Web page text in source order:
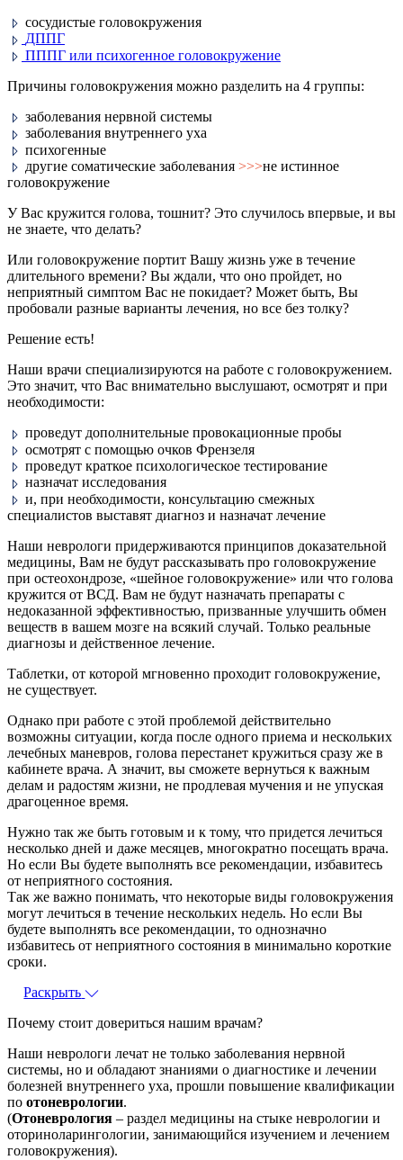
сосудистые головокружения
ДППГ
ПППГ или психогенное головокружение
Причины головокружения можно разделить на 4 группы:
заболевания нервной системы
заболевания внутреннего уха
психогенные
другие соматические заболевания >>>не истинное
головокружение
У Вас кружится голова, тошнит? Это случилось впервые, и вы
не знаете, что делать?
Или головокружение портит Вашу жизнь уже в течение
длительного времени? Вы ждали, что оно пройдет, но
неприятный симптом Вас не покидает? Может быть, Вы
пробовали разные варианты лечения, но все без толку?
Решение есть!
Наши врачи специализируются на работе с головокружением.
Это значит, что Вас внимательно выслушают, осмотрят и при
необходимости:
проведут дополнительные провокационные пробы
осмотрят с помощью очков Френзеля
проведут краткое психологическое тестирование
назначат исследования
и, при необходимости, консультацию смежных
специалистов выставят диагноз и назначат лечение
Наши неврологи придерживаются принципов доказательной
медицины, Вам не будут рассказывать про головокружение
при остеохондрозе, «шейное головокружение» или что голова
кружится от ВСД. Вам не будут назначать препараты с
недоказанной эффективностью, призванные улучшить обмен
веществ в вашем мозге на всякий случай. Только реальные
диагнозы и действенное лечение.
Таблетки, от которой мгновенно проходит головокружение,
не существует.
Однако при работе с этой проблемой действительно
возможны ситуации, когда после одного приема и нескольких
лечебных маневров, голова перестанет кружиться сразу же в
кабинете врача. А значит, вы сможете вернуться к важным
делам и радостям жизни, не продлевая мучения и не упуская
драгоценное время.
Нужно так же быть готовым и к тому, что придется лечиться
несколько дней и даже месяцев, многократно посещать врача.
Но если Вы будете выполнять все рекомендации, избавитесь
от неприятного состояния.
Так же важно понимать, что некоторые виды головокружения
могут лечиться в течение нескольких недель. Но если Вы
будете выполнять все рекомендации, то однозначно
избавитесь от неприятного состояния в минимально короткие
сроки.
Раскрыть
Почему стоит довериться нашим врачам?
Наши неврологи лечат не только заболевания нервной
системы, но и обладают знаниями о диагностике и лечении
болезней внутреннего уха, прошли повышение квалификации
по отоневрологии.
(Отоневрология – раздел медицины на стыке неврологии и
оториноларингологии, занимающийся изучением и лечением
головокружения).